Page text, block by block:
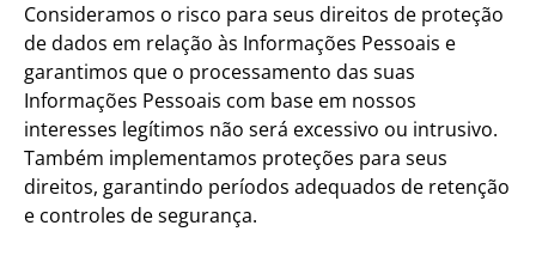
Consideramos o risco para seus direitos de proteção
de dados em relação às Informações Pessoais e
garantimos que o processamento das suas
Informações Pessoais com base em nossos
interesses legítimos não será excessivo ou intrusivo.
Também implementamos proteções para seus
direitos, garantindo períodos adequados de retenção
e controles de segurança.